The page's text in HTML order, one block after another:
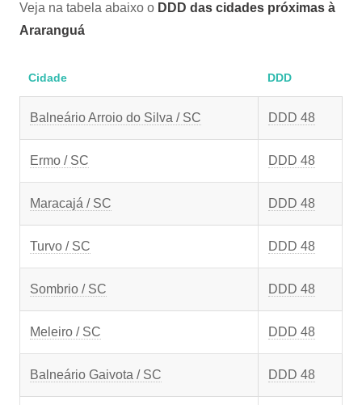
Veja na tabela abaixo o DDD das cidades próximas à
Araranguá
Cidade DDD
Balneário Arroio do Silva / SC DDD 48
Ermo / SC DDD 48
Maracajá / SC DDD 48
Turvo / SC DDD 48
Sombrio / SC DDD 48
Meleiro / SC DDD 48
Balneário Gaivota / SC DDD 48